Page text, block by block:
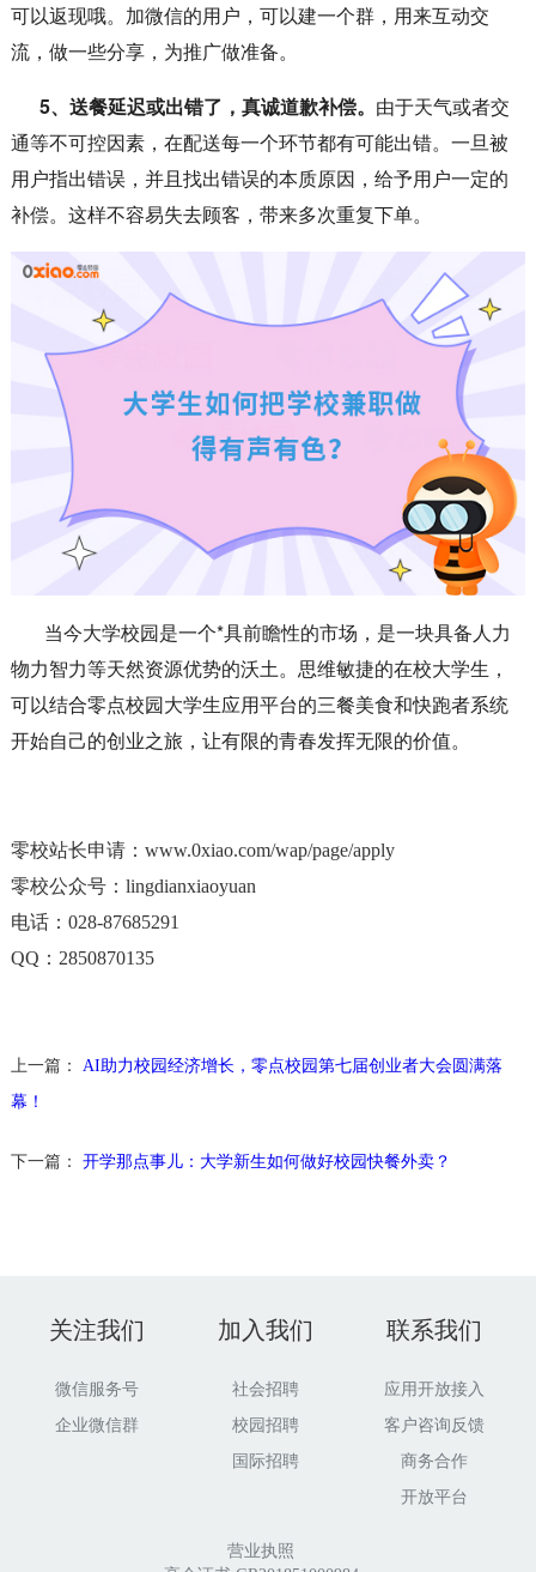
可以返现哦。加微信的用户，可以建一个群，用来互动交
流，做一些分享，为推广做准备。
5、送餐延迟或出错了，真诚道歉补偿。 由于天气或者交
通等不可控因素，在配送每一个环节都有可能出错。一旦被
用户指出错误，并且找出错误的本质原因，给予用户一定的
补偿。这样不容易失去顾客，带来多次重复下单。
当今大学校园是一个*具前瞻性的市场，是一块具备人力
物力智力等天然资源优势的沃土。思维敏捷的在校大学生，
可以结合零点校园大学生应用平台的三餐美食和快跑者系统
开始自己的创业之旅，让有限的青春发挥无限的价值。
零校站长申请：www.0xiao.com/wap/page/apply
零校公众号：lingdianxiaoyuan
电话：028-87685291
QQ：2850870135
上一篇： AI助力校园经济增长，零点校园第七届创业者大会圆满落
幕！
下一篇： 开学那点事儿：大学新生如何做好校园快餐外卖？
关注我们
微信服务号
企业微信群
加入我们
社会招聘
校园招聘
国际招聘
联系我们
应用开放接入
客户咨询反馈
商务合作
开放平台
营业执照